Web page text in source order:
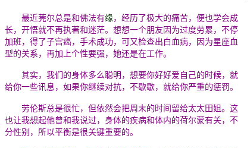
最近莞尔总是和佛法有缘，经历了极大的痛苦，便也学会成
长，开悟就不再执著和迷茫。想想一个朋友因为过度劳累，不停
加班，得了子宫癌，手术成功，可又检查出白血病，因为星座血
型的关系，再加上个性要强，她还是在工作。
其实，我们的身体多么聪明，想要你好好爱自己的时候，就
给你一些讯息，如果你继续对抗，不歇歇，就给你严重的惩罚。
劳伦斯总是很忙，但依然会把周末的时间留给太太田姐。 这
也让我想起他曾和我说过，身体的疾病和体内的荷尔蒙有关，不
分性别，所以平衡是很关键重要的。